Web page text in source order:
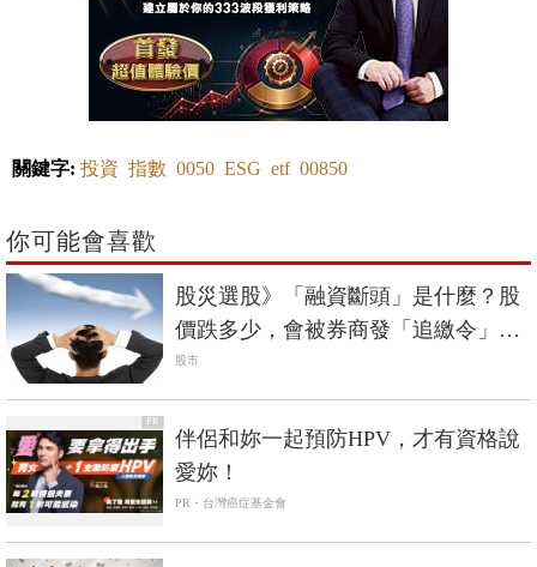
關鍵字: 投資 指數 0050 ESG etf 00850
你可能會喜歡
股災選股》「融資斷頭」是什麼？股
價跌多少，會被券商發「追繳令」？
一篇看懂
股市
PR
伴侶和妳一起預防HPV，才有資格說
愛妳！
PR・台灣癌症基金會